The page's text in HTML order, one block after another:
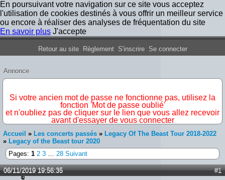
En poursuivant votre navigation sur ce site vous acceptez
l'utilisation de cookies destinés à vous offrir un meilleur service
ou encore à réaliser des analyses de fréquentation du site
En savoir plus J'accepte
Forum Iron Maiden France
Retour au site Règlement S'inscrire Se connecter
Annonce
Si votre ancien mot de passe ne fonctionne pas, utilisez la
fonction 'Mot de passe oublié'
et n'oubliez pas de cliquer sur le lien que vous allez recevoir
avant d'essayer de vous connecter
Accueil » Les concerts passés » Legacy Of The Beast Tour 2018-2022
» Legacy of the Beast tour 2020
Pages: 1 2 3 … 28 Suivant
#1
06/11/2019 19:56:35